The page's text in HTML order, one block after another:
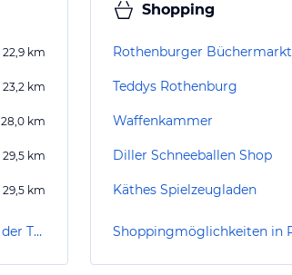
22,9 km
23,2 km
28,0 km
29,5 km
29,5 km
Nachtleben-Angebote in Rothenburg ob der Tauber
Shopping
Rothenburger Büchermarkt
Teddys Rothenburg
Waffenkammer
Diller Schneeballen Shop
Käthes Spielzeugladen